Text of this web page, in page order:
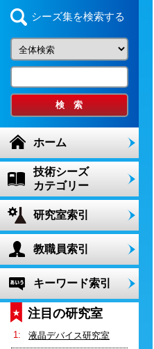
シーズ集を検索する
ホーム
技術シーズ
カテゴリー
研究室索引
教職員索引
キーワード索引
注目の研究室
液晶デバイス研究室